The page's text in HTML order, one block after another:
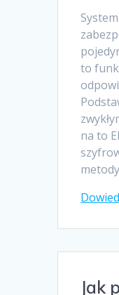
to
na to
Jak